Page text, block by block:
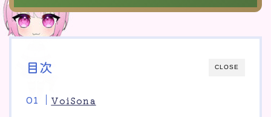
ゲーム
便利表
音楽
JapaneseDialect
CLOSE
目次
VoiSona